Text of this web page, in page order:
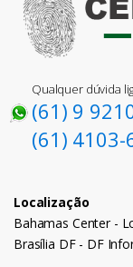
Qualquer dúvida
(61) 9
(61) 4103-
Localização
Bahamas Center -
Brasília DF - DF